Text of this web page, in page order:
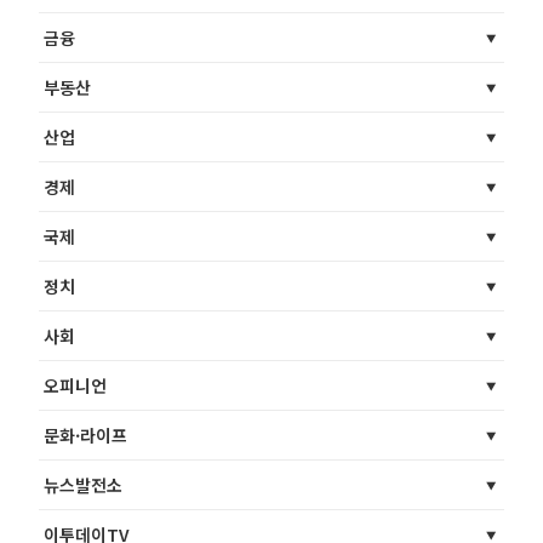
금융
부동산
산업
경제
국제
정치
사회
오피니언
문화·라이프
뉴스발전소
이투데이TV